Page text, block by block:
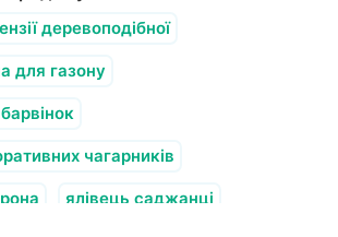
персик
кущі
деревоподібної
для газону
чагарників
ялівець саджанці